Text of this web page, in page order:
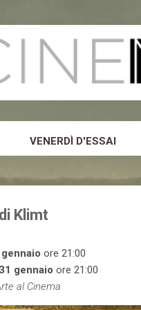
VENERDÌ D'ESSAI
Klimt
ore 21:00
gennaio ore 21:00
al Cinema